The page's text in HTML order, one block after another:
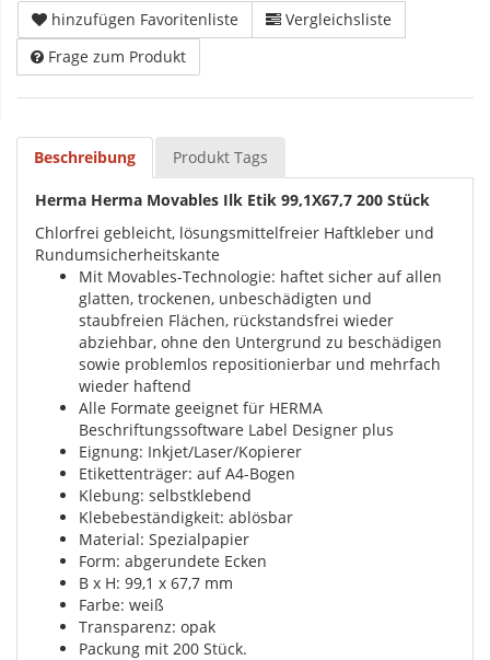
hinzufügen Favoritenliste
Vergleichsliste
Frage zum Produkt
Beschreibung Produkt Tags
Herma Herma Movables Ilk Etik 99,1X67,7 200 Stück
Chlorfrei gebleicht, lösungsmittelfreier Haftkleber und
Rundumsicherheitskante
Mit Movables-Technologie: haftet sicher auf allen
glatten, trockenen, unbeschädigten und
staubfreien Flächen, rückstandsfrei wieder
abziehbar, ohne den Untergrund zu beschädigen
sowie problemlos repositionierbar und mehrfach
wieder haftend
Alle Formate geeignet für HERMA
Beschriftungssoftware Label Designer plus
Eignung: Inkjet/Laser/Kopierer
Etikettenträger: auf A4-Bogen
Klebung: selbstklebend
Klebebeständigkeit: ablösbar
Material: Spezialpapier
Form: abgerundete Ecken
B x H: 99,1 x 67,7 mm
Farbe: weiß
Transparenz: opak
Packung mit 200 Stück.